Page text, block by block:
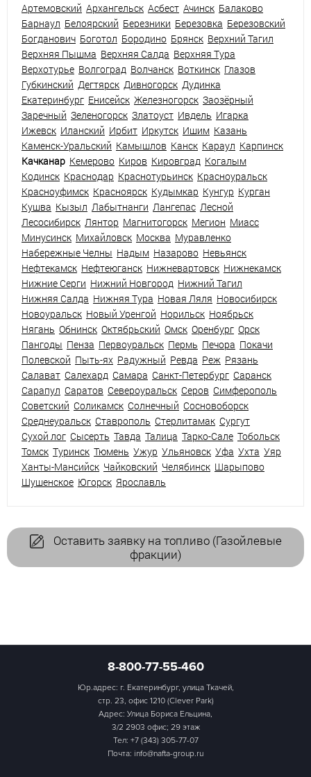
Артемовский Архангельск Асбест Ачинск Балаково
Барнаул Белоярский Березники Березовка Березовский
Богданович Боготол Бородино Брянск Верхний Тагил
Верхняя Пышма Верхняя Салда Верхняя Тура
Верхотурье Волгоград Волчанск Воткинск Глазов
Губкинский Дегтярск Дивногорск Дудинка
Екатеринбург Енисейск Железногорск Заозёрный
Заречный Зеленогорск Златоуст Ивдель Игарка
Ижевск Иланский Ирбит Иркутск Ишим Казань
Каменск-Уральский Камышлов Канск Караул Карпинск
Качканар Кемерово Киров Кировград Когалым
Кодинск Краснодар Краснотурьинск Красноуральск
Красноуфимск Красноярск Кудымкар Кунгур Курган
Кушва Кызыл Лабытнанги Лангепас Лесной
Лесосибирск Лянтор Магнитогорск Мегион Миасс
Минусинск Михайловск Москва Муравленко
Набережные Челны Надым Назарово Невьянск
Нефтекамск Нефтеюганск Нижневартовск Нижнекамск
Нижние Серги Нижний Новгород Нижний Тагил
Нижняя Салда Нижняя Тура Новая Ляля Новосибирск
Новоуральск Новый Уренгой Норильск Ноябрьск
Нягань Обнинск Октябрьский Омск Оренбург Орск
Пангоды Пенза Первоуральск Пермь Печора Покачи
Полевской Пыть-ях Радужный Ревда Реж Рязань
Салават Салехард Самара Санкт-Петербург Саранск
Сарапул Саратов Североуральск Серов Симферополь
Советский Соликамск Солнечный Сосновоборск
Среднеуральск Ставрополь Стерлитамак Сургут
Сухой лог Сысерть Тавда Талица Тарко-Сале Тобольск
Томск Туринск Тюмень Ужур Ульяновск Уфа Ухта Уяр
Ханты-Мансийск Чайковский Челябинск Шарыпово
Шушенское Югорск Ярославль
Оставить заявку на топливо (Газойлевые
фракции)
8-800-77-55-460
Юр.адрес: г. Екатеринбург, улица Ткачей,
стр. 23, офис 1210 (Clever Park)
Адрес: Улица Бориса Ельцина,
3/2 2903 офис; 29 этаж
Тел: +7 (343) 305-77-07
Почта: info@nafta-group.ru